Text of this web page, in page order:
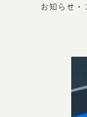
お知らせ・